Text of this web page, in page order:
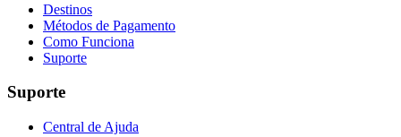
Destinos
Métodos de Pagamento
Como Funciona
Suporte
Suporte
Central de Ajuda